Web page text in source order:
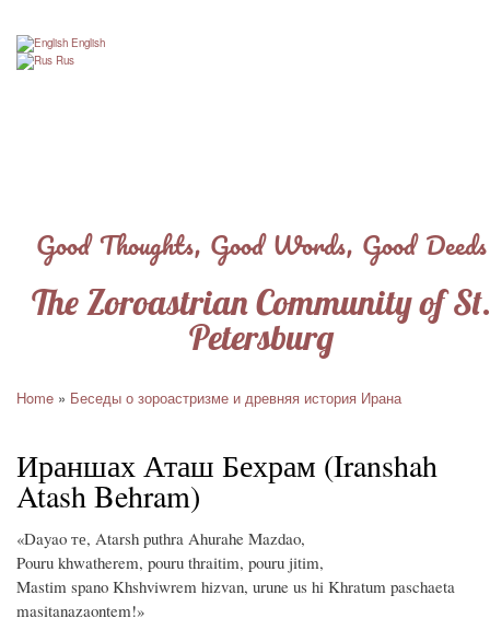
The Zoroastrian Community of St.
Petersburg
Good Thoughts, Good Words, Good Deeds
English
Rus
Home Беседы о зороастризме и древняя история Ирана
Ираншах Аташ Бехрам (Iranshah
Atash Behram)
«Dayao те, Atarsh puthra Ahurahe Mazdao,
Pouru khwatherem, pouru thraitim, pouru jitim,
Mastim spano Khshviwrem hizvan, urune us hi Khratum paschaeta
masitanazaontem!»